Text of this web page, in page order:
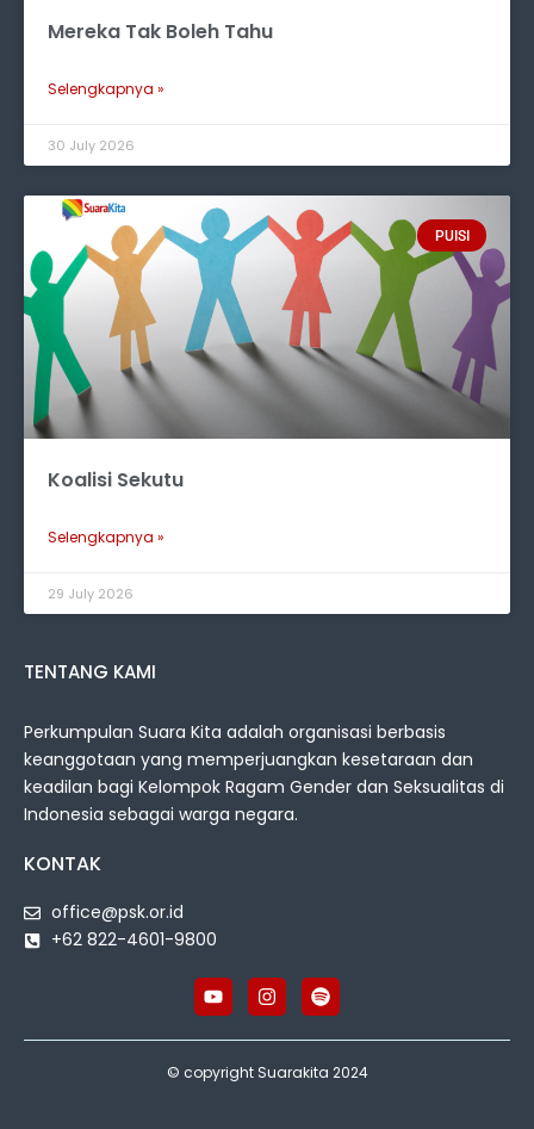
Mereka Tak Boleh Tahu
Selengkapnya »
30 July 2026
PUISI
Koalisi Sekutu
Selengkapnya »
29 July 2026
TENTANG KAMI
Perkumpulan Suara Kita adalah organisasi berbasis
keanggotaan yang memperjuangkan kesetaraan dan
keadilan bagi Kelompok Ragam Gender dan Seksualitas di
Indonesia sebagai warga negara.
KONTAK
office@psk.or.id
+62 822-4601-9800
© copyright Suarakita 2024